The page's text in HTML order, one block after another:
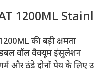
1200ML
1200ML की बड़ी क्षमता
वॉल वैक्यूम इंसुलेशन
और ठंडे दोनों पेय के लिए